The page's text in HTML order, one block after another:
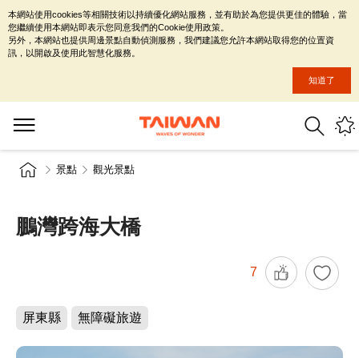
景點 觀光景點
鵬灣跨海大橋
7
屏東縣 無障礙旅遊
本網站使用cookies等相關技術以持續優化網站服務，並有助於為您提供更佳的體驗，當
您繼續使用本網站即表示您同意我們的Cookie使用政策。
另外，本網站也提供周邊景點自動偵測服務，我們建議您允許本網站取得您的位置資
訊，以開啟及使用此智慧化服務。
知道了